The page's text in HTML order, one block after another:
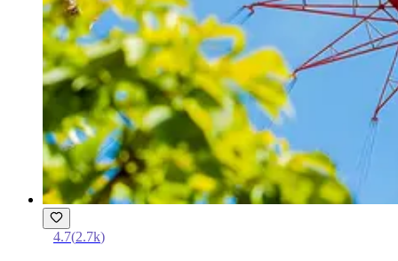
4.7(2.7k)